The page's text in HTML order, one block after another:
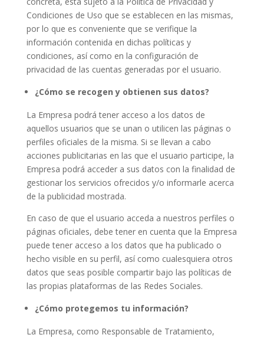
Condiciones de Uso que se establecen en las mismas,
por lo que es conveniente que se verifique la
información contenida en dichas políticas y
condiciones, así como en la configuración de
privacidad de las cuentas generadas por el usuario.
¿Cómo se recogen y obtienen sus datos?
La Empresa podrá tener acceso a los datos de
aquellos usuarios que se unan o utilicen las páginas o
perfiles oficiales de la misma. Si se llevan a cabo
acciones publicitarias en las que el usuario participe, la
Empresa podrá acceder a sus datos con la finalidad de
gestionar los servicios ofrecidos y/o informarle acerca
de la publicidad mostrada.
En caso de que el usuario acceda a nuestros perfiles o
páginas oficiales, debe tener en cuenta que la Empresa
puede tener acceso a los datos que ha publicado o
hecho visible en su perfil, así como cualesquiera otros
datos que seas posible compartir bajo las políticas de
las propias plataformas de las Redes Sociales.
¿Cómo protegemos tu información?
La Empresa, como Responsable de Tratamiento,